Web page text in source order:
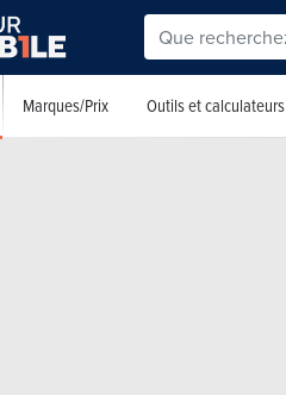
Marques/Prix Outils et calculateurs